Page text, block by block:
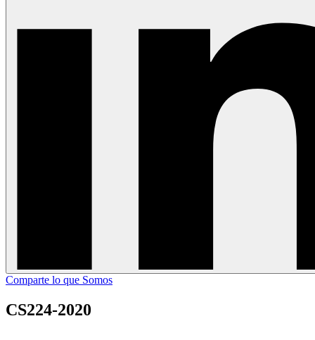
Comparte lo que Somos
CS224-2020